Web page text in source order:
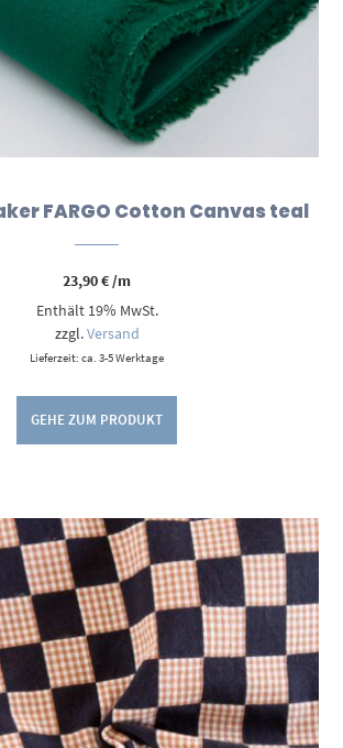
FARGO Cotton Canvas teal
23,90€/m
Enthält 19% MwSt.
zzgl.Versand
Lieferzeit: ca. 3-5 Werktage
GEHE ZUM PRODUKT